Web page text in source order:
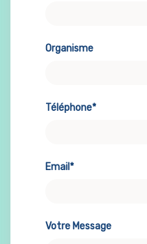
Organisme
Téléphone*
Email*
Votre Message